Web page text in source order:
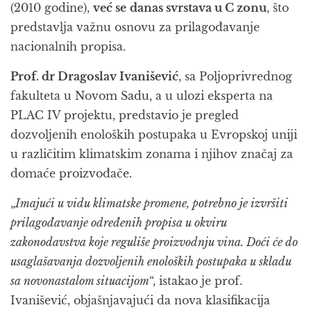
(2010 godine), već se danas svrstava u C zonu, što
predstavlja važnu osnovu za prilagođavanje
nacionalnih propisa.
Prof. dr Dragoslav Ivanišević, sa Poljoprivrednog
fakulteta u Novom Sadu, a u ulozi eksperta na
PLAC IV projektu, predstavio je pregled
dozvoljenih enoloških postupaka u Evropskoj uniji
u različitim klimatskim zonama i njihov značaj za
domaće proizvođače.
„Imajući u vidu klimatske promene, potrebno je izvršiti
prilagođavanje određenih propisa u okviru
zakonodavstva koje reguliše proizvodnju vina. Doći će do
usaglašavanja dozvoljenih enoloških postupaka u skladu
sa novonastalom situacijom“, istakao je prof.
Ivanišević, objašnjavajući da nova klasifikacija